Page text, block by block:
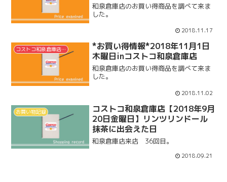
和泉倉庫店のお買い得商品を調べて来ま
した。
2018.11.17
コストコ和泉倉庫店情報
*お買い得情報*2018年11月1日
木曜日inコストコ和泉倉庫店
和泉倉庫店のお買い得商品を調べて来ま
した。
2018.11.02
お買い物記録
コストコ和泉倉庫店【2018年9月
20日金曜日】リンツリンドール
抹茶に出会えた日
和泉倉庫店来店 36回目。
2018.09.21